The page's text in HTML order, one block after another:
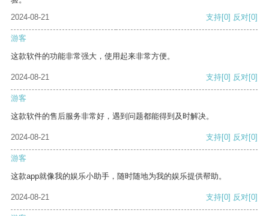
2024-08-21
支持[0] 反对[0]
游客
这款软件的功能非常强大，使用起来非常方便。
2024-08-21 支持[0] 反对[0]
游客
这款软件的售后服务非常好，遇到问题都能得到及时解决。
2024-08-21 支持[0] 反对[0]
游客
这款app就像我的娱乐小助手，随时随地为我的娱乐提供帮助。
2024-08-21 支持[0] 反对[0]